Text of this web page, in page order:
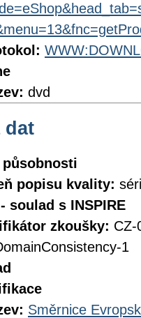
dvd
dat
působnosti
popisu kvality:
soulad s INSPIRE
zkoušky: CZ-
1
Směrnice